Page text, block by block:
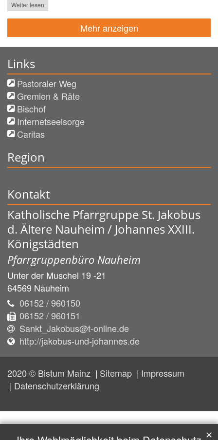
Weiter lesen
Mehr anzeigen
Links
Pastoraler Weg
Gremien & Räte
Bischof
Internetseelsorge
Caritas
Region
Kontakt
Katholische Pfarrgruppe St. Jakobus
d. Ältere Nauheim / Johannes XXIII.
Königstädten
Pfarrgruppenbüro Nauheim
Unter der Muschel 19 -21
64569 Nauheim
06152 / 960150
06152 / 960151
Sankt_Jakobus@t-online.de
http://jakobus-und-johannes.de
2020 © Bistum Mainz Sitemap
Impressum
Datenschutzerklärung
✕